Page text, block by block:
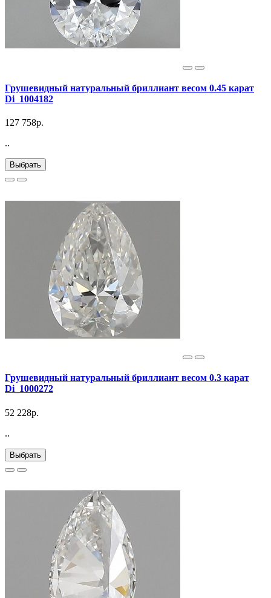
Грушевидный натуральный бриллиант весом 0.45 карат
Di_1004182
127 758р.
..
Выбрать
Грушевидный натуральный бриллиант весом 0.3 карат
Di_1000272
52 228р.
..
Выбрать